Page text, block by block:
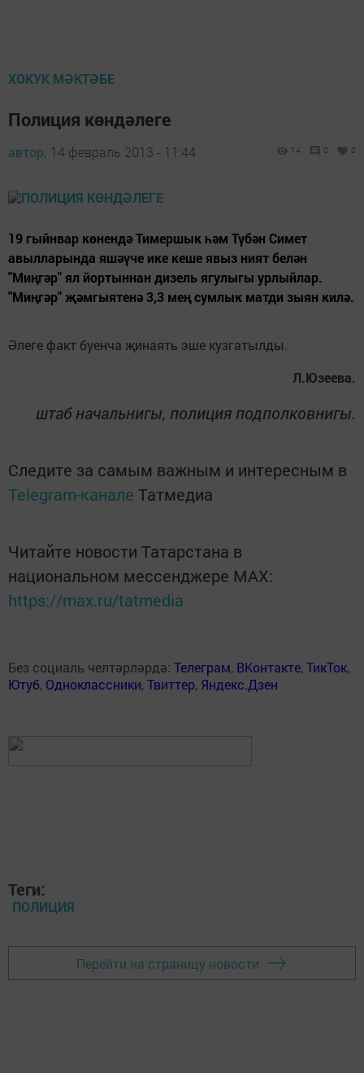
ХОКУК МӘКТӘБЕ
Полиция көндәлеге
автор, 14 февраль 2013 - 11:44 14 0 0
19 гыйнвар көнендә Тимершык һәм Түбән Симет
авылларында яшәүче ике кеше явыз ният белән
"Миңгәр" ял йортыннан дизель ягулыгы урлыйлар.
"Миңгәр" җәмгыятенә 3,3 мең сумлык матди зыян килә.
Әлеге факт буенча җинаять эше кузгатылды.
Л.Юзеева.
штаб начальнигы, полиция подполковнигы.
Следите за самым важным и интересным в
Telegram-канале Татмедиа
Читайте новости Татарстана в
национальном мессенджере MАХ:
https://max.ru/tatmedia
Без социаль челтәрләрдә: Телеграм, ВКонтакте,ТикТок,
Ютуб, Одноклассники,Твиттер, Яндекс.Дзен
Теги:
ПОЛИЦИЯ
Перейти на страницу новости